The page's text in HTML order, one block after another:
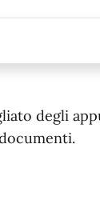
degli